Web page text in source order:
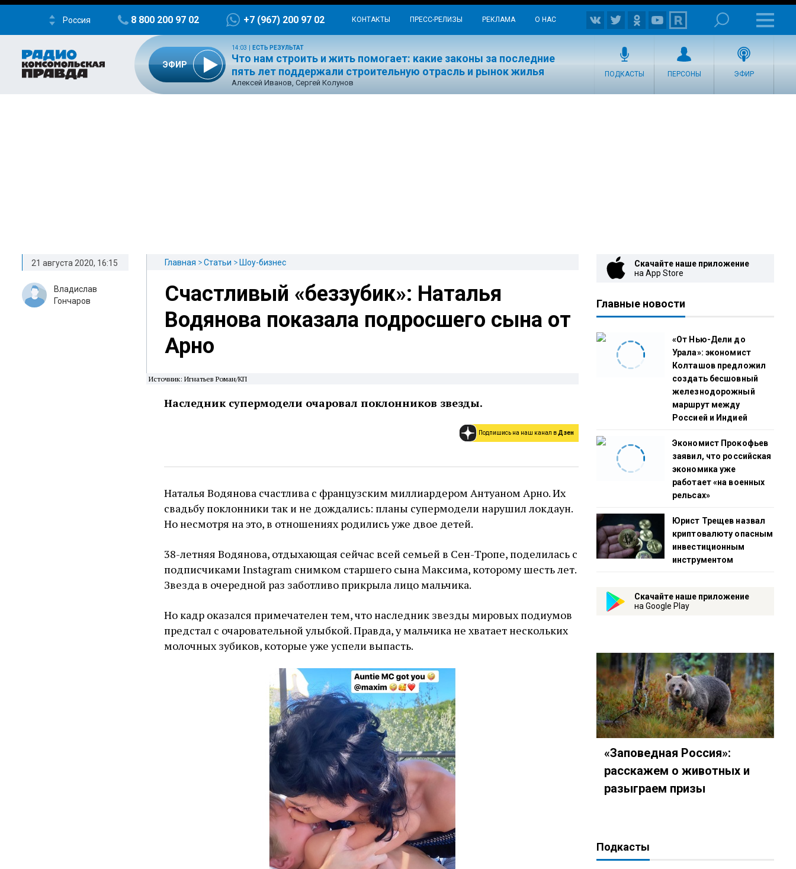
Россия 8 800 200 97 02 +7 (967) 200 97 02 КОНТАКТЫ ПРЕСС-РЕЛИЗЫ РЕКЛАМА О НАС
ЭФИР
14:03 ЕСТЬ РЕЗУЛЬТАТ
Что нам строить и жить помогает: какие законы за последние
пять лет поддержали строительную отрасль и рынок жилья
Алексей Иванов, Сергей Колунов
ПОДКАСТЫ ПЕРСОНЫ ЭФИР
Главная Статьи Шоу-бизнес
Счастливый «беззубик»: Наталья
Водянова показала подросшего сына от
Арно
Источник: Игнатьев Роман/КП
Наследник супермодели очаровал поклонников звезды.
Подпишись на наш канал вДзен
Наталья Водянова счастлива с французским миллиардером Антуаном Арно. Их
свадьбу поклонники так и не дождались: планы супермодели нарушил локдаун.
Но несмотря на это, в отношениях родились уже двое детей.
38-летняя Водянова, отдыхающая сейчас всей семьей в Сен-Тропе, поделилась с
подписчиками Instagram снимком старшего сына Максима, которому шесть лет.
Звезда в очередной раз заботливо прикрыла лицо мальчика.
Но кадр оказался примечателен тем, что наследник звезды мировых подиумов
предстал с очаровательной улыбкой. Правда, у мальчика не хватает нескольких
молочных зубиков, которые уже успели выпасть.
21 августа 2020, 16:15
Владислав
Гончаров
Скачайте наше приложение
на App Store
Главные новости
«От Нью-Дели до
Урала»: экономист
Колташов предложил
создать бесшовный
железнодорожный
маршрут между
Россией и Индией
Экономист Прокофьев
заявил, что российская
экономика уже
работает «на военных
рельсах»
Юрист Трещев назвал
криптовалюту опасным
инвестиционным
инструментом
Скачайте наше приложение
на Google Play
«Заповедная Россия»:
расскажем о животных и
разыграем призы
Подкасты